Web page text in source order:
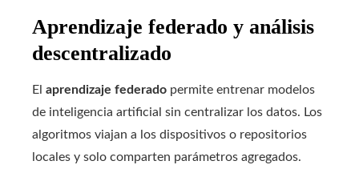
Aprendizaje federado y análisis
descentralizado
El aprendizaje federado permite entrenar modelos
de inteligencia artificial sin centralizar los datos. Los
algoritmos viajan a los dispositivos o repositorios
locales y solo comparten parámetros agregados.